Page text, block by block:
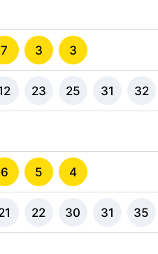
7 3 3
23 25 31 32
6 5 4
22 30 31 35